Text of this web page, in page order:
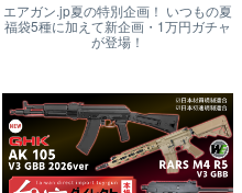
エアガン.jp夏の特別企画！ いつもの夏
福袋5種に加えて新企画・1万円ガチャ
が登場！